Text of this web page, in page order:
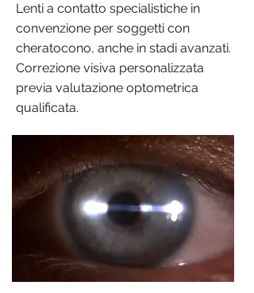
Lenti a contatto specialistiche in
convenzione per soggetti con
cheratocono, anche in stadi avanzati.
Correzione visiva personalizzata
previa valutazione optometrica
qualificata.